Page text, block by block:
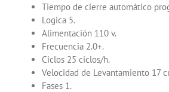
Tiempo de cierre automático
Logica 5.
Alimentación 110 v.
Frecuencia 2.0+.
Ciclos 25 ciclos/h.
Velocidad de Levantamiento 17
Fases 1.